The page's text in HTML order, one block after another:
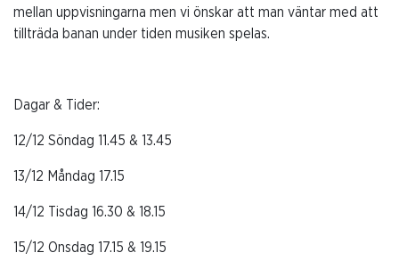
mellan uppvisningarna men vi önskar att man väntar med att
tillträda banan under tiden musiken spelas.
Dagar & Tider:
12/12 Söndag 11.45 & 13.45
13/12 Måndag 17.15
14/12 Tisdag 16.30 & 18.15
15/12 Onsdag 17.15 & 19.15